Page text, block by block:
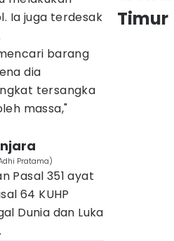
Ia juga terdesak
barang
dia
tersangka
massa,"
Pratama)
Pasal 351 ayat
64 KUHP
Dunia dan Luka
Timur